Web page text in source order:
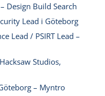
Design Build Search
Lead i Göteborg
Lead / PSIRT Lead –
Studios,
– Myntro